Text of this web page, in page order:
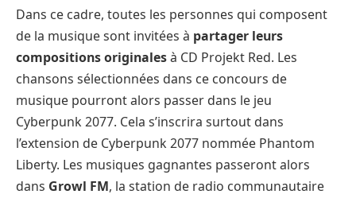
Dans ce cadre, toutes les personnes qui composent
de la musique sont invitées à partager leurs
compositions originalesà CD Projekt Red. Les
chansons sélectionnées dans ce concours de
musique pourront alors passer dans le jeu
Cyberpunk 2077. Cela s’inscrira surtout dans
l’extension de Cyberpunk 2077 nommée Phantom
Liberty. Les musiques gagnantes passeront alors
dans Growl FM, la station de radio communautaire